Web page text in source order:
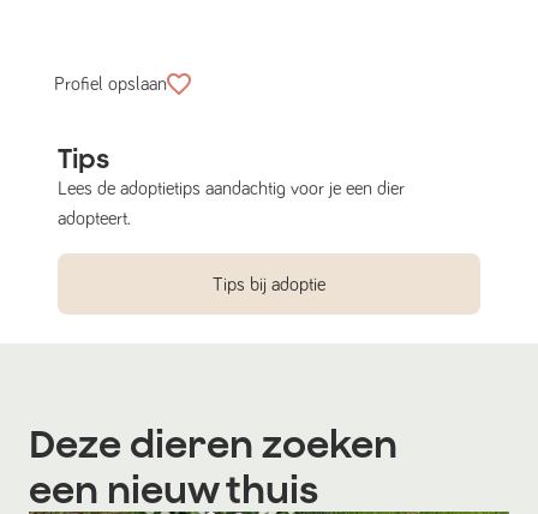
Profiel opslaan
Tips
Lees de adoptietips aandachtig voor je een dier
adopteert.
Tips bij adoptie
Deze dieren zoeken
een nieuw thuis